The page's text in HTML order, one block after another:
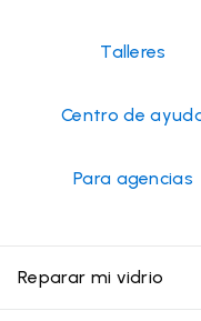
Talleres
Centro de
Para agencias
Reparar mi vidrio